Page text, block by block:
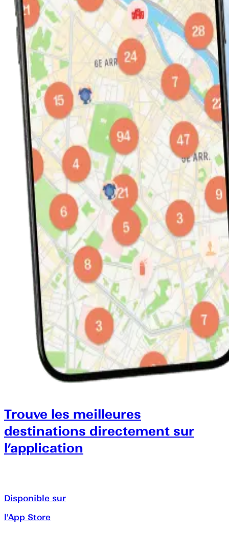
Trouve les meilleures
destinations directement sur
l’application
Disponible sur
l'App Store